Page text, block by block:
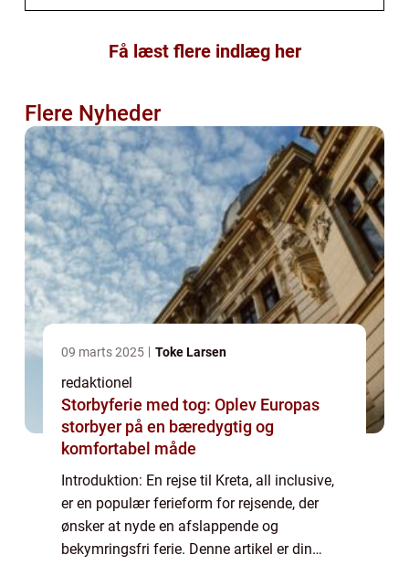
Få læst flere indlæg her
Flere Nyheder
09 marts 2025 Toke Larsen
redaktionel
Storbyferie med tog: Oplev Europas
storbyer på en bæredygtig og
komfortabel måde
Introduktion: En rejse til Kreta, all inclusive,
er en populær ferieform for rejsende, der
ønsker at nyde en afslappende og
bekymringsfri ferie. Denne artikel er din